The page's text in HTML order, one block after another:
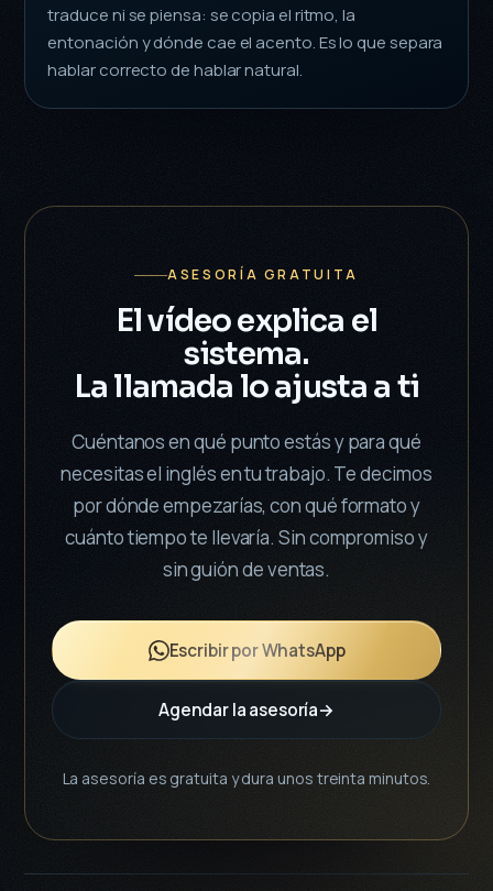
traduce ni se piensa: se copia el ritmo, la
entonación y dónde cae el acento. Es lo que separa
hablar correcto de hablar natural.
ASESORÍA GRATUITA
El vídeo explica el
sistema.
La llamada lo ajusta a ti
Cuéntanos en qué punto estás y para qué
necesitas el inglés en tu trabajo. Te decimos
por dónde empezarías, con qué formato y
cuánto tiempo te llevaría. Sin compromiso y
sin guión de ventas.
Escribir por WhatsApp
Agendar la asesoría→
La asesoría es gratuita y dura unos treinta minutos.